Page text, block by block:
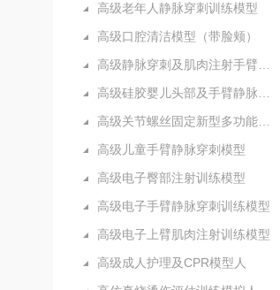
高级老年人静脉穿刺训练模型
高级口腔清洁模型（带脸颊）
高级儿童手臂静脉穿刺模型
高级电子臀部注射训练模型
高级电子手臂静脉穿刺训练模型
高级电子上臂肌肉注射训练模型
高级成人护理及CPR模型人